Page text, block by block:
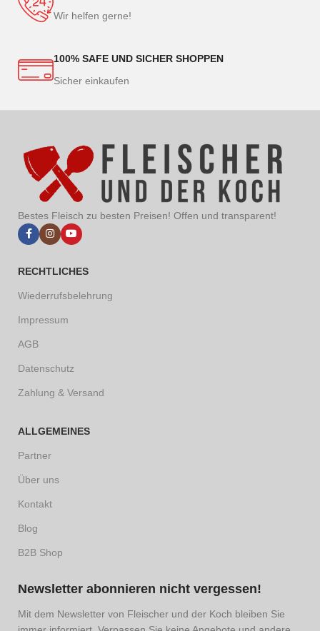
Wir helfen gerne!
100% SAFE UND SICHER SHOPPEN
Sicher einkaufen
Bestes Fleisch zu besten Preisen! Offen und transparent!
RECHTLICHES
Wiederrufsbelehrung
Impressum
AGB
Datenschutz
Zahlung & Versand
ALLGEMEINES
Partner
Über uns
Kontakt
Blog
B2B Shop
Newsletter abonnieren nicht vergessen!
Mit dem Newsletter von Fleischer und der Koch bleiben Sie